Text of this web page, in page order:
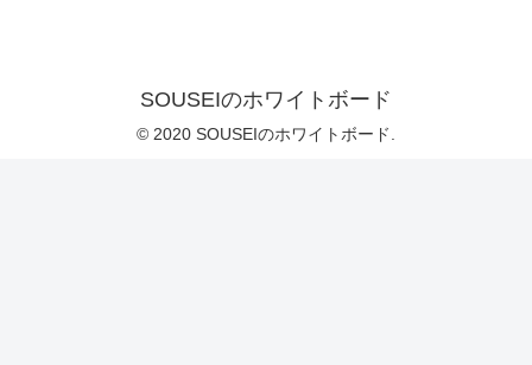
SOUSEIのホワイトボード
© 2020 SOUSEIのホワイトボード.